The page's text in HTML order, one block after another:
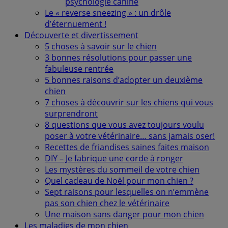
Le « reverse sneezing » : un drôle
d’éternuement !
Découverte et divertissement
5 choses à savoir sur le chien
3 bonnes résolutions pour passer une
fabuleuse rentrée
5 bonnes raisons d’adopter un deuxième
chien
7 choses à découvrir sur les chiens qui vous
surprendront
8 questions que vous avez toujours voulu
poser à votre vétérinaire… sans jamais oser!
Recettes de friandises saines faites maison
DIY – Je fabrique une corde à ronger
Les mystères du sommeil de votre chien
Quel cadeau de Noël pour mon chien ?
Sept raisons pour lesquelles on n’emmène
pas son chien chez le vétérinaire
Une maison sans danger pour mon chien
Les maladies de mon chien